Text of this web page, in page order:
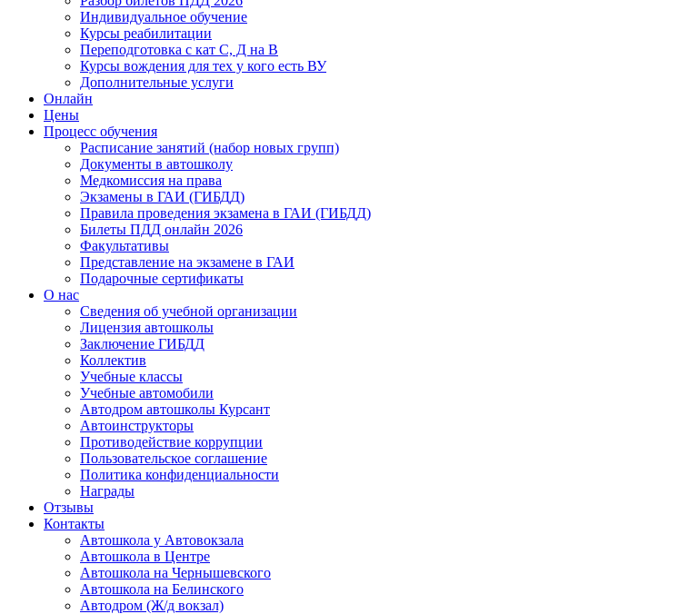
Индивидуальное обучение
Курсы реабилитации
Переподготовка с кат С, Д на В
Курсы вождения для тех у кого есть ВУ
Дополнительные услуги
Онлайн
Цены
Процесс обучения
Расписание занятий (набор новых групп)
Документы в автошколу
Медкомиссия на права
Экзамены в ГАИ (ГИБДД)
Правила проведения экзамена в ГАИ (ГИБДД)
Билеты ПДД онлайн 2026
Факультативы
Представление на экзамене в ГАИ
Подарочные сертификаты
О нас
Сведения об учебной организации
Лицензия автошколы
Заключение ГИБДД
Коллектив
Учебные классы
Учебные автомобили
Автодром автошколы Курсант
Автоинструкторы
Противодействие коррупции
Пользовательское соглашение
Политика конфиденциальности
Награды
Отзывы
Контакты
Автошкола у Автовокзала
Автошкола в Центре
Автошкола на Чернышевского
Автошкола на Белинского
Автодром (Ж/д вокзал)